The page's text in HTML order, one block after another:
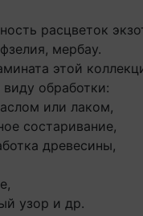
расцветок
мербау.
этой
обработки:
или лаком,
состаривание,
древесины,
узор и др.